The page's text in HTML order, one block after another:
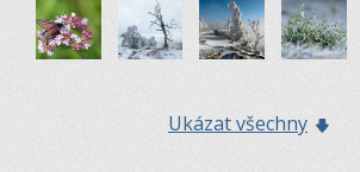
Ukázat všechny